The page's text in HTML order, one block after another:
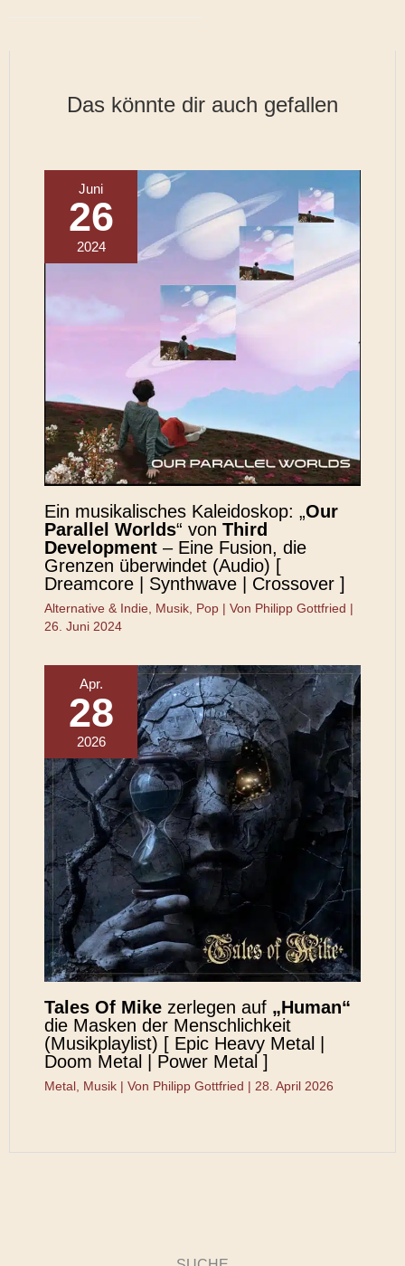
Das könnte dir auch gefallen
Juni
26
2024
Ein musikalisches Kaleidoskop: „Our
Parallel Worlds“ vonThird
Development – Eine Fusion, die
Grenzen überwindet (Audio) [
Dreamcore | Synthwave | Crossover ]
Alternative & Indie, Musik, Pop | Von Philipp Gottfried |
26. Juni 2024
Apr.
28
2026
Tales Of Mike zerlegen auf „Human“
die Masken der Menschlichkeit
(Musikplaylist) [ Epic Heavy Metal |
Doom Metal | Power Metal ]
Metal Musik | Von Philipp Gottfried | 28. April 2026